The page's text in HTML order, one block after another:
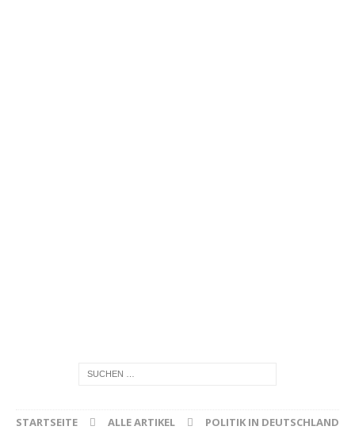
STARTSEITE ALLE ARTIKEL
POLITIK IN DEUTSCHLAND